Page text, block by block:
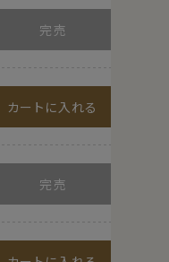
カートに入れる